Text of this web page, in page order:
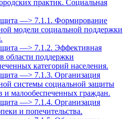
практик. Социальная
—> 7.1.1. Формирование
модели социальной поддержки
—> 7.1.2. Эффективная
области поддержки
категорий населения.
—> 7.1.3. Организация
системы социальной защиты
и малообеспеченных граждан.
—> 7.1.4. Организация
и попечительства.